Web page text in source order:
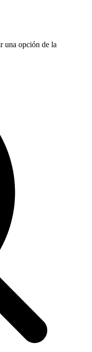
una opción de la